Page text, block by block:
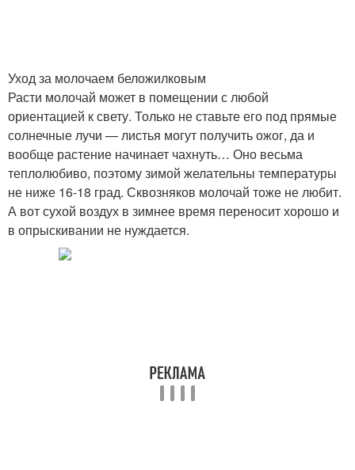
Уход за молочаем беложилковым
Расти молочай может в помещении с любой
ориентацией к свету. Только не ставьте его под прямые
солнечные лучи — листья могут получить ожог, да и
вообще растение начинает чахнуть… Оно весьма
теплолюбиво, поэтому зимой желательны температуры
не ниже 16-18 град. Сквозняков молочай тоже не любит.
А вот сухой воздух в зимнее время переносит хорошо и
в опрыскивании не нуждается.